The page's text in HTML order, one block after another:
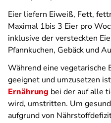
Eier liefern Eiweiß, Fett,
Maximal 1bis 3 Eier pro
inklusive der versteckten
Pfannkuchen, Gebäck und
Während eine vegetarische
geeignet und umzusetzen
Ernährung bei der auf alle
wird, umstritten. Um
aufgrund von